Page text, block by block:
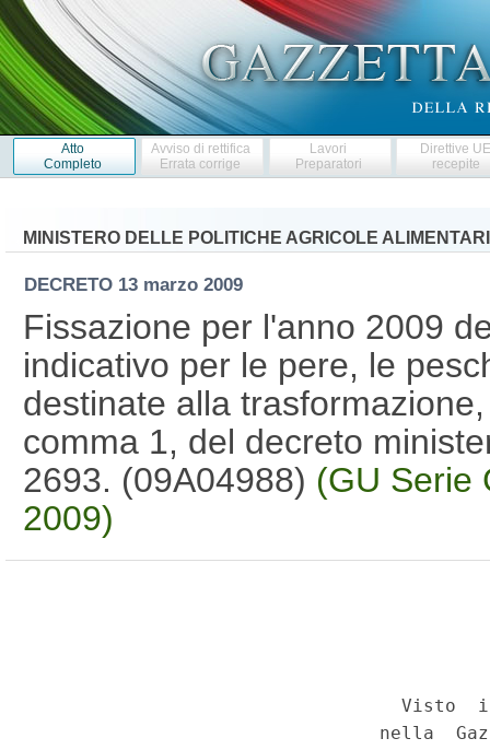
Atto
Completo
Avviso di rettifica
Errata corrige
Lavori
Preparatori
Direttive
recepite
MINISTERO DELLE POLITICHE AGRICOLE
DECRETO 13 marzo 2009
Fissazione per l'anno 2009
indicativo per le pere, le
destinate alla
comma 1, del decreto
2693. (09A04988) (GU Serie
2009)